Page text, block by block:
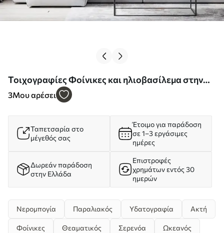
Τοιχογραφίες Φοίνικες και ηλιοβασίλεμα στην
παραλία Nr. u97312
3Μου αρέσει
Ταπετσαρία στο
μέγεθός σας
Έτοιμο για παράδοση
σε 1–3 εργάσιμες
ημέρες
Δωρεάν παράδοση
στην Ελλάδα
Επιστροφές
χρημάτων εντός 30
ημερών
Νερομπογία Παραλιακός Υδατογραφία Ακτή
Φοίνικες Θεαματικός Σερενόα Ωκεανός